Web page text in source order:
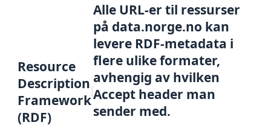
Resource
Description
Framework
(RDF)
Alle URL-er til ressurser
på data.norge.no kan
levere RDF-metadata i
flere ulike formater,
avhengig av hvilken
Accept header man
sender med.